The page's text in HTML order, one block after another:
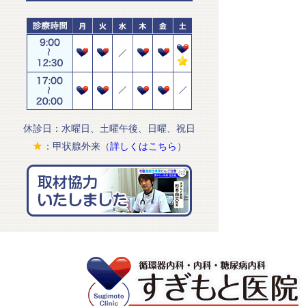
休診日：水曜日、土曜午後、日曜、祝日
★ ：甲状腺外来（詳しくはこちら ）